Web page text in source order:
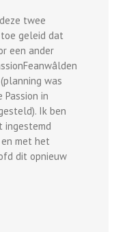
twee
geleid dat
een ander
was
Passion in
Ik ben
met het
dit opnieuw